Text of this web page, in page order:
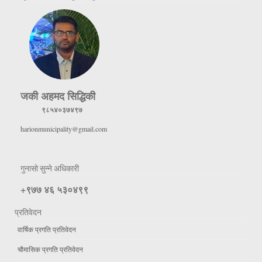
जकी अहमद सिद्धिकी
९८५४०३७४९७
harionmunicipality@gmail.com
गुनासो सुन्ने अधिकारी
+९७७ ४६ ५३०४९९
प्रतिवेदन
वार्षिक प्रगति प्रतिवेदन
चौमासिक प्रगति प्रतिवेदन